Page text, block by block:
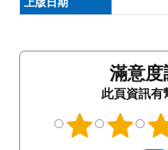
滿意度
此頁資訊有